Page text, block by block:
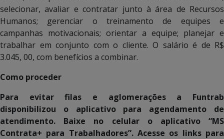
selecionar, avaliar e contratar junto à área de Recursos
Humanos; gerenciar o treinamento de equipes e
campanhas motivacionais; orientar a equipe; planejar e
trabalhar em conjunto com o cliente. O salário é de R$
3.045, 00, com benefícios a combinar.
Como proceder
Para evitar filas e aglomerações a Funtrab
disponibilizou o aplicativo para agendamento de
atendimento. Baixe no celular o aplicativo “MS
Contrata+ para Trabalhadores”. Acesse os links para